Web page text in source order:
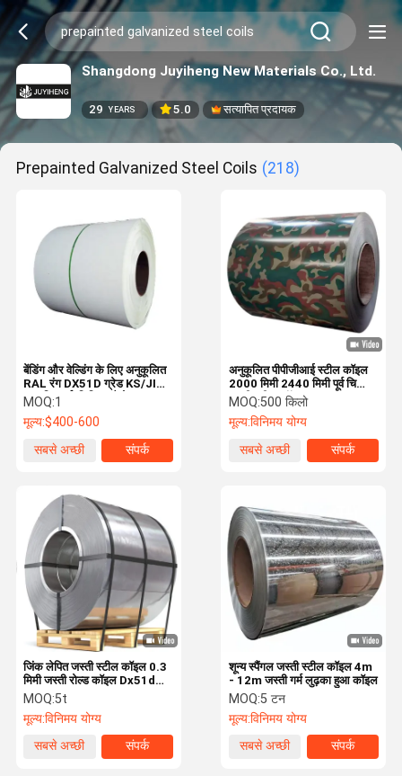
Shangdong Juyiheng New Materials Co., Ltd.
29 YEARS 5.0 सत्यापित प्रदायक
Prepainted Galvanized Steel Coils (218)
बेंडिंग और वेल्डिंग के लिए अनुकूलित
RAL रंग DX51D ग्रेड KS/JIS
प्रमाणित पूर्व-चित्रित गैल्वेनाइज्ड
स्टील कॉइल
MOQ:1
मूल्य:$400-600
सबसे अच्छी
संपर्क
अनुकूलित पीपीजीआई स्टील कॉइल
2000 मिमी 2440 मिमी पूर्व चित्रित
जस्ती स्टील कॉइल
MOQ:500 किलो
मूल्य:विनिमय योग्य
सबसे अच्छी
संपर्क
जिंक लेपित जस्ती स्टील कॉइल 0.3
मिमी जस्ती रोल्ड कॉइल Dx51d
Z250/Z140
MOQ:5t
मूल्य:विनिमय योग्य
सबसे अच्छी
संपर्क
शून्य स्पैंगल जस्ती स्टील कॉइल 4m
- 12m जस्ती गर्म लुढ़का हुआ कॉइल
MOQ:5 टन
मूल्य:विनिमय योग्य
सबसे अच्छी
संपर्क